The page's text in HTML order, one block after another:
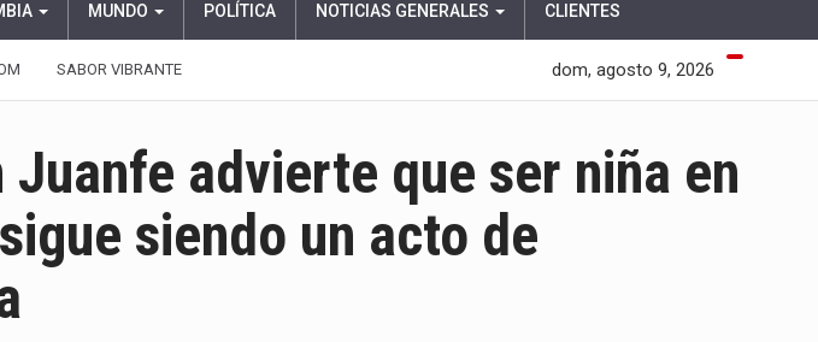
MUNDO POLÍTICA NOTICIAS GENERALES CLIENTES
SABOR VIBRANTE dom, agosto 9, 2026
Juanfe advierte que ser niña en
siendo un acto de